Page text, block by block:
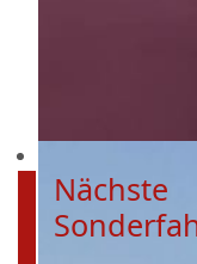
Nächste